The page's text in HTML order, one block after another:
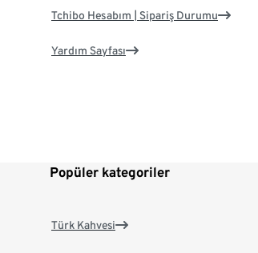
Tchibo Hesabım | Sipariş Durumu
Yardım Sayfası
Popüler kategoriler
Türk Kahvesi